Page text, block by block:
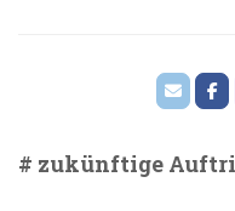
# zukünftige